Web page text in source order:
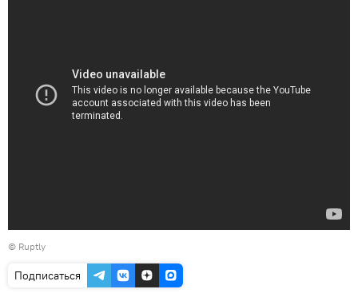
© Ruptly
Подписаться